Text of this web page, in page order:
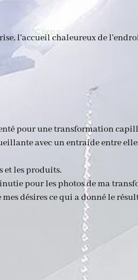
Corps
l'accueil chaleureux de
pour une transformation
avec un entraide entre
et les produits.
pour les photos de ma
désires ce qui a donné le